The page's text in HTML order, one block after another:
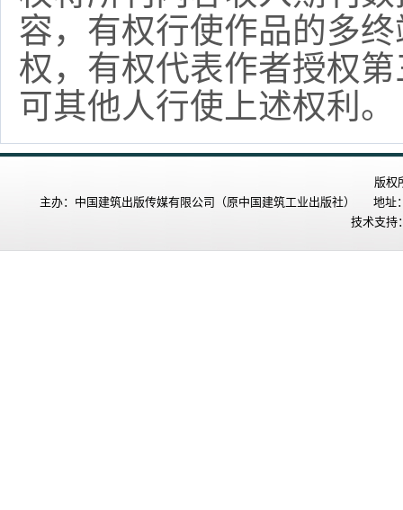
容，有权行使作品的多
权，有权代表作者授权
可其他人行使上述权利。
版权
主办：中国建筑出版传媒有限公司（原中国建筑工业出版社） 地
技术支持